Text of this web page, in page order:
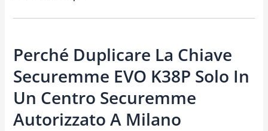
Perché Duplicare La Chiave
Securemme EVO K38P Solo In
Un Centro Securemme
Autorizzato A Milano